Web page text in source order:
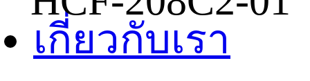
เกี่ยวกับเรา